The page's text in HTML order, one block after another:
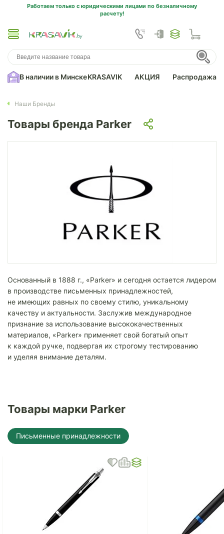
Работаем только с юридическими лицами по безналичному
расчету!
В наличии в МинскеKRASAVIK АКЦИЯ Распродажа
Наши Бренды
Товары бренда Parker
Основанный в 1888 г., «Parker» и сегодня остается лидером
в производстве письменных принадлежностей,
не имеющих равных по своему стилю, уникальному
качеству и актуальности. Заслужив международное
признание за использование высококачественных
материалов, «Parker» применяет свой богатый опыт
к каждой ручке, подвергая их строгому тестированию
и уделяя внимание деталям.
Товары марки Parker
Письменные принадлежности